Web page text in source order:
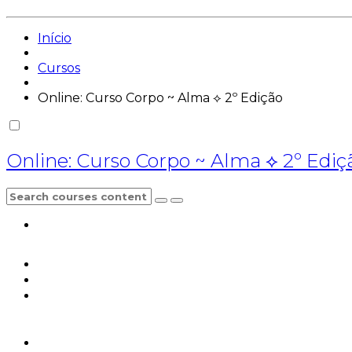
Início
Cursos
Online: Curso Corpo ~ Alma ⟡ 2º Edição
Online: Curso Corpo ~ Alma ⟡ 2º